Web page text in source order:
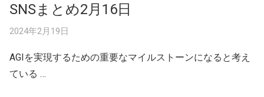
SNSまとめ2月16日
2024年2月19日
AGIを実現するための重要なマイルストーンになると考え
ている …